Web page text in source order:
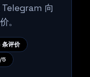
向
。
评价
5